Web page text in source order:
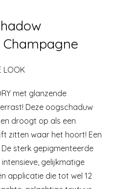
Champagne
LOOK
met glanzende
Deze oogschaduw
droogt op als een
zitten waar het hoort! Een
sterk gepigmenteerde
gelijkmatige
applicatie die tot wel 12